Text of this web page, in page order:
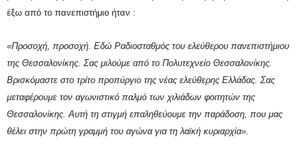
έξω από το πανεπιστήμιο ήταν :
«Προσοχή, προσοχή. Εδώ Ραδιοσταθμός του ελεύθερου πανεπιστήμιου
της Θεσσαλονίκης. Σας μιλούμε από το Πολυτεχνείο Θεσσαλονίκης.
Βρισκόμαστε στο τρίτο προπύργιο της νέας ελεύθερης Ελλάδας. Σας
μεταφέρουμε τον αγωνιστικό παλμό των χιλιάδων φοιτητών της
Θεσσαλονίκης. Αυτή τη στιγμή επαληθεύουμε την παράδοση, που μας
θέλει στην πρώτη γραμμή του αγώνα για τη λαϊκή κυριαρχία».